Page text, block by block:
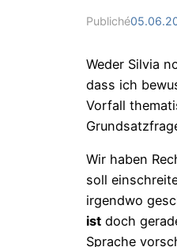
Publiché
Weder Silvia
dass ich
Vorfall
Wir haben
soll
irgendwo
istdoch
Sprache